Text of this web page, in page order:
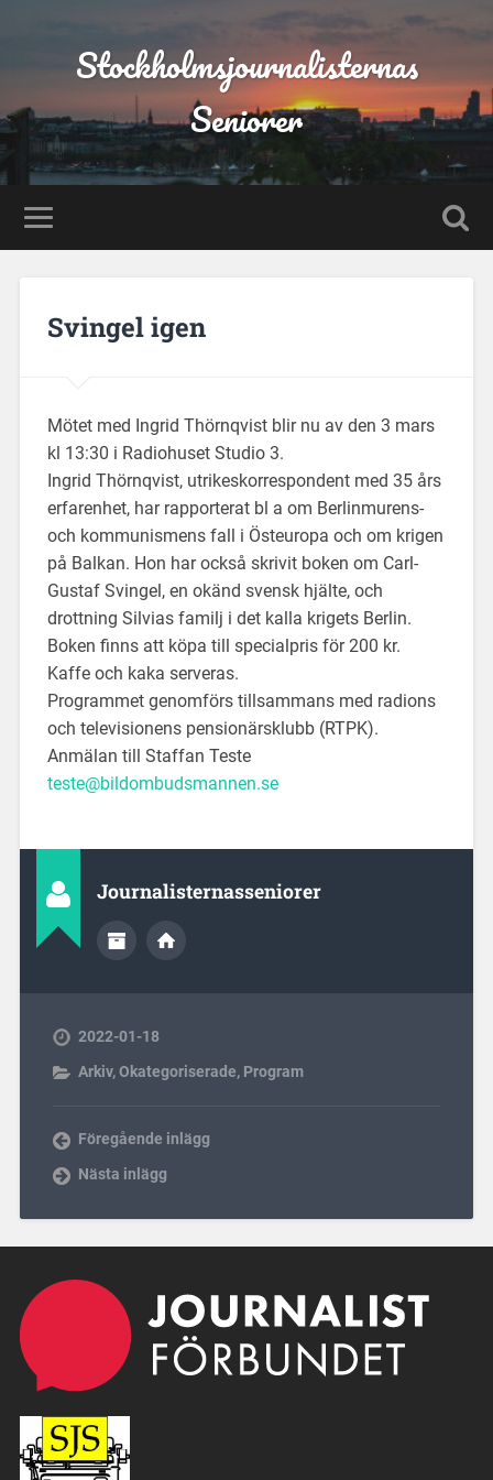
Stockholmsjournalisternas
Seniorer
Svingel igen
Mötet med Ingrid Thörnqvist blir nu av den 3 mars
kl 13:30 i Radiohuset Studio 3.
Ingrid Thörnqvist, utrikeskorrespondent med 35 års
erfarenhet, har rapporterat bl a om Berlinmurens-
och kommunismens fall i Östeuropa och om krigen
på Balkan. Hon har också skrivit boken om Carl-
Gustaf Svingel, en okänd svensk hjälte, och
drottning Silvias familj i det kalla krigets Berlin.
Boken finns att köpa till specialpris för 200 kr.
Kaffe och kaka serveras.
Programmet genomförs tillsammans med radions
och televisionens pensionärsklubb (RTPK).
Anmälan till Staffan Teste
teste@bildombudsmannen.se
Journalisternasseniorer
2022-01-18
Arkiv,Okategoriserade, Program
Föregående inlägg
Nästa inlägg